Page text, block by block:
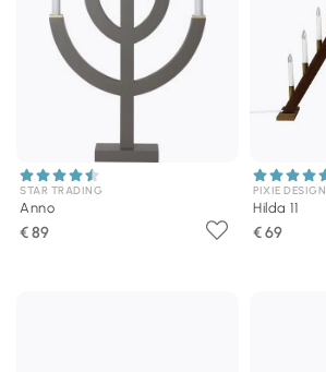
STAR TRADING
Anno
€ 89
PIXIE DESIGN
Hilda 11
€ 69